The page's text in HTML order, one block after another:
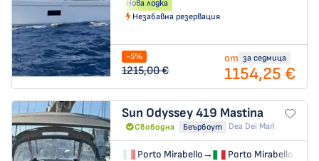
Нова лодка
Незабавна резервация
-5%
1215,00 €
от за седмица
1154,25 €
Sun Odyssey 419 Mastina
Свободна Беърбоут Dea Dei Mari
Porto Mirabello→
Porto Mirabello